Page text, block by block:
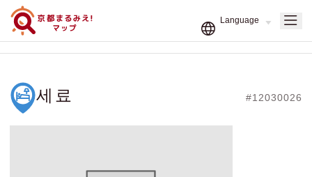
세료 #12030026